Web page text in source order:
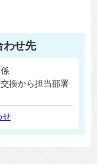
わせ先
換から担当部署
せ